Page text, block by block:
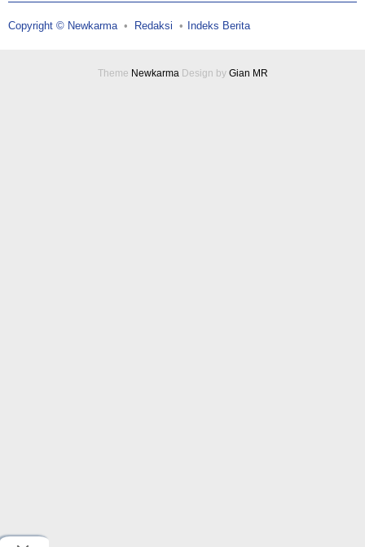
Copyright © Newkarma Redaksi Indeks Berita
Theme NewkarmaDesign by Gian MR